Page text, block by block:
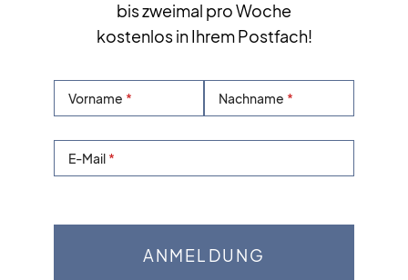
bis zweimal pro Woche
kostenlos in Ihrem Postfach!
Vorname Nachname
E-Mail